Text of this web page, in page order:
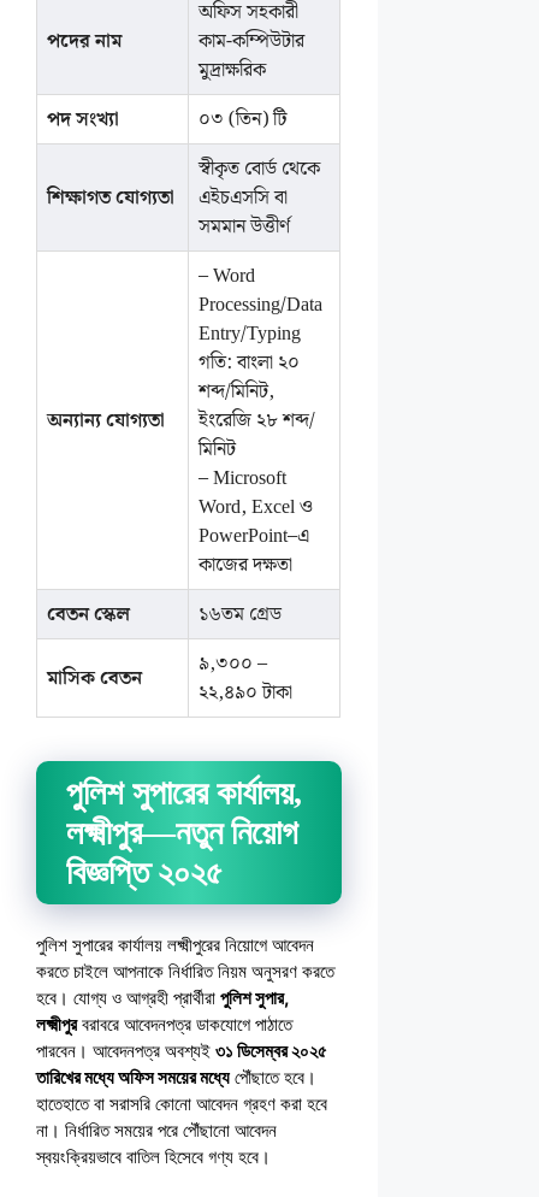
পদের নাম
অফিস সহকারী
কাম-কম্পিউটার
মুদ্রাক্ষরিক
পদ সংখ্যা
০৩ (তিন) টি
শিক্ষাগত যোগ্যতা
স্বীকৃত বোর্ড থেকে
এইচএসসি বা
সমমান উত্তীর্ণ
অন্যান্য যোগ্যতা
– Word
Processing/Data
Entry/Typing
গতি: বাংলা ২০
শব্দ/মিনিট,
ইংরেজি ২৮ শব্দ/
মিনিট
– Microsoft
Word, Excel ও
PowerPoint–এ
কাজের দক্ষতা
বেতন স্কেল
১৬তম গ্রেড
মাসিক বেতন
৯,৩০০ –
২২,৪৯০ টাকা
পুলিশ সুপারের কার্যালয়,
লক্ষ্মীপুর—নতুন নিয়োগ
বিজ্ঞপ্তি ২০২৫
পুলিশ সুপারের কার্যালয় লক্ষ্মীপুরের নিয়োগে আবেদন
করতে চাইলে আপনাকে নির্ধারিত নিয়ম অনুসরণ করতে
হবে। যোগ্য ও আগ্রহী প্রার্থীরা পুলিশ সুপার,
লক্ষ্মীপুরবরাবরে আবেদনপত্র ডাকযোগে পাঠাতে
পারবেন। আবেদনপত্র অবশ্যই ৩১ ডিসেম্বর ২০২৫
তারিখের মধ্যে অফিস সময়ের মধ্যেপৌঁছাতে হবে।
হাতেহাতে বা সরাসরি কোনো আবেদন গ্রহণ করা হবে
না। নির্ধারিত সময়ের পরে পৌঁছানো আবেদন
স্বয়ংক্রিয়ভাবে বাতিল হিসেবে গণ্য হবে।